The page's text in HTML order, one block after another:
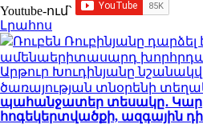
Youtube-ում`
Լրահոս
Ռուբեն Ռուբինյանը
ամենաերիտասարդ
Արթուր Խուդինյանը
ծառայության տնօրենի
պահանջատեր տեսակը․
հոգեկերտվածքի, ազգային